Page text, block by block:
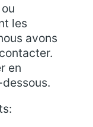
les
avons
en